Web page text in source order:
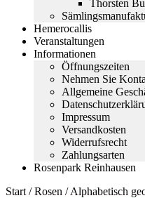
Thorsten
Hemerocallis
Veranstaltungen
Informationen
Öffnungszeiten
Nehmen Sie
Allgemeine
Impressum
Versandkosten
Widerrufsrecht
Zahlungsarten
Rosenpark Reinhausen
Start /Rosen /Alphabetisch